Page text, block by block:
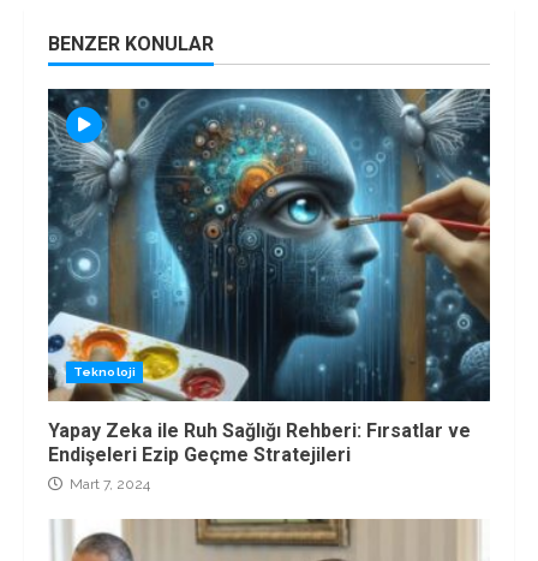
BENZER KONULAR
Teknoloji
Yapay Zeka ile Ruh Sağlığı Rehberi: Fırsatlar ve
Endişeleri Ezip Geçme Stratejileri
Mart 7, 2024